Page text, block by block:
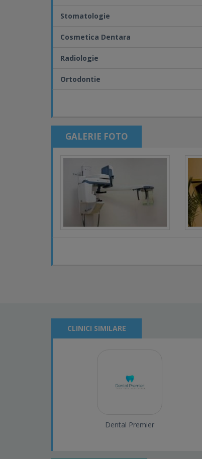
Stomatologie
Cosmetica Dentara
Radiologie
Ortodontie
GALERIE FOTO
CLINICI SIMILARE
Dental Premier